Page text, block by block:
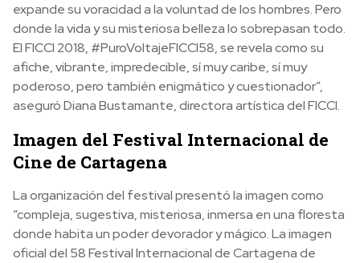
expande su voracidad a la voluntad de los hombres. Pero
donde la vida y su misteriosa belleza lo sobrepasan todo.
El FICCI 2018, #PuroVoltajeFICCI58, se revela como su
afiche, vibrante, impredecible, sí muy caribe, sí muy
poderoso, pero también enigmático y cuestionador”,
aseguró Diana Bustamante, directora artística del FICCI.
Imagen del Festival Internacional de
Cine de Cartagena
La organización del festival presentó la imagen como
“compleja, sugestiva, misteriosa, inmersa en una floresta
donde habita un poder devorador y mágico. La imagen
oficial del 58 Festival Internacional de Cartagena de